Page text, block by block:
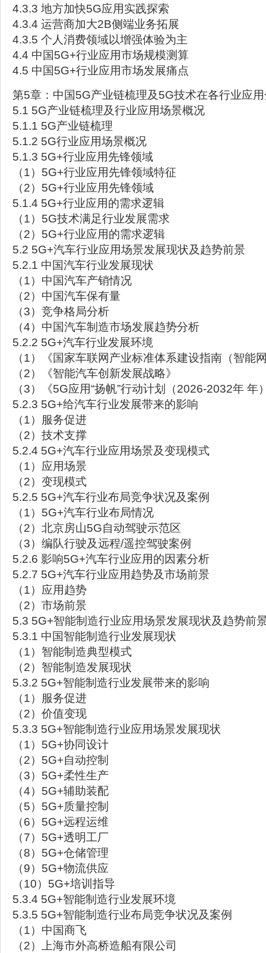
4.3.3 地方加快5G应用实践探索
4.3.4 运营商加大2B侧端业务拓展
4.3.5 个人消费领域以增强体验为主
4.4 中国5G+行业应用市场规模测算
4.5 中国5G+行业应用市场发展痛点
第5章：中国5G产业链梳理及5G技术在各行业应
5.1 5G产业链梳理及行业应用场景概况
5.1.1 5G产业链梳理
5.1.2 5G行业应用场景概况
5.1.3 5G+行业应用先锋领域
（1）5G+行业应用先锋领域特征
（2）5G+行业应用先锋领域
5.1.4 5G+行业应用的需求逻辑
（1）5G技术满足行业发展需求
（2）5G+行业应用的需求逻辑
5.2 5G+汽车行业应用场景发展现状及趋势前景
5.2.1 中国汽车行业发展现状
（1）中国汽车产销情况
（2）中国汽车保有量
（3）竞争格局分析
（4）中国汽车制造市场发展趋势分析
5.2.2 5G+汽车行业发展环境
（1）《国家车联网产业标准体系建设指南（智能
（2）《智能汽车创新发展战略》
（3）《5G应用“扬帆”行动计划（2026-2032年 年
5.2.3 5G+给汽车行业发展带来的影响
（1）服务促进
（2）技术支撑
5.2.4 5G+汽车行业应用场景及变现模式
（1）应用场景
（2）变现模式
5.2.5 5G+汽车行业布局竞争状况及案例
（1）5G+汽车行业布局情况
（2）北京房山5G自动驾驶示范区
（3）编队行驶及远程/遥控驾驶案例
5.2.6 影响5G+汽车行业应用的因素分析
5.2.7 5G+汽车行业应用趋势及市场前景
（1）应用趋势
（2）市场前景
5.3 5G+智能制造行业应用场景发展现状及趋势前
5.3.1 中国智能制造行业发展现状
（1）智能制造典型模式
（2）智能制造发展现状
5.3.2 5G+智能制造行业发展带来的影响
（1）服务促进
（2）价值变现
5.3.3 5G+智能制造行业应用场景发展现状
（1）5G+协同设计
（2）5G+自动控制
（3）5G+柔性生产
（4）5G+辅助装配
（5）5G+质量控制
（6）5G+远程运维
（7）5G+透明工厂
（8）5G+仓储管理
（9）5G+物流供应
（10）5G+培训指导
5.3.4 5G+智能制造行业发展环境
5.3.5 5G+智能制造行业布局竞争状况及案例
（1）中国商飞
（2）上海市外高桥造船有限公司